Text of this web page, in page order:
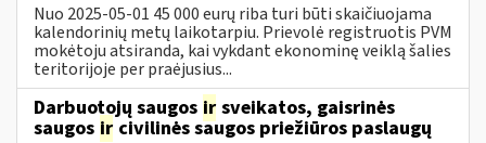
Nuo 2025-05-01 45 000 eurų riba turi būti skaičiuojama
kalendorinių metų laikotarpiu. Prievolė registruotis PVM
mokėtoju atsiranda, kai vykdant ekonominę veiklą šalies
teritorijoje per praėjusius...
Darbuotojų saugos ir sveikatos, gaisrinės
saugos ir civilinės saugos priežiūros paslaugų